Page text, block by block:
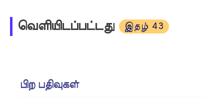
வெளியிடப்பட்டது இதழ் 43
பிற பதிவுகள்